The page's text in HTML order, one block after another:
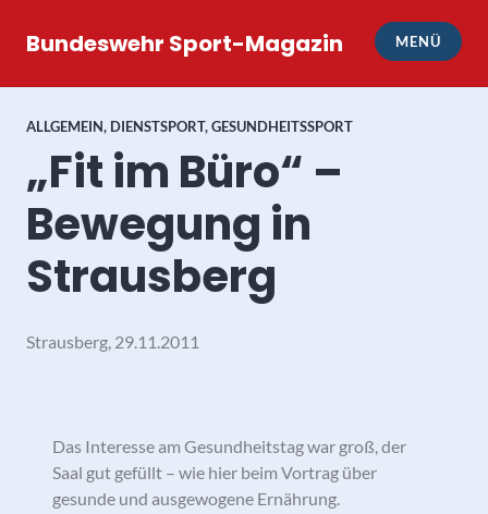
InhaltBundeswehr Sport-Magazin MENÜ
ALLGEMEIN, DIENSTSPORT,GESUNDHEITSSPORT
„Fit im Büro“ –
Bewegung in
Strausberg
Strausberg, 29.11.2011
Das Interesse am Gesundheitstag war groß, der
Saal gut gefüllt – wie hier beim Vortrag über
gesunde und ausgewogene Ernährung.